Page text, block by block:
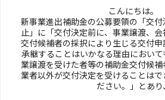
こんにちは。
新事業進出補助金の公募要領の「交
止」に「交付決定前に、事業譲渡、
交付候補者の採択により生じる交付
承継することはいかなる理由におい
業譲渡を受けた者等の補助金交付候
業者以外が交付決定を受けることはで
ださい。」とあり、